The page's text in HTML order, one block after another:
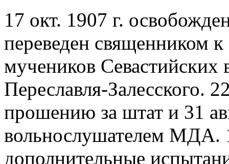
17 окт. 1907 г.
переведен священником
мучеников Севастийских
Переславля-Залесского.
прошению за штат и 31
вольнослушателем МДА.
дополнительные